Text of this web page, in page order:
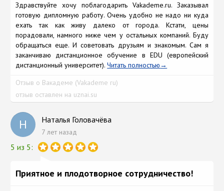
Здравствуйте хочу поблагодарить Vakademe.ru. Заказывал
готовую дипломную работу. Очень удобно не надо ни куда
ехать так как живу далеко от города. Кстати, цены
порадовали, намного ниже чем у остальных компаний. Буду
обращаться еще. И советовать друзьям и знакомым. Сам я
заканчиваю дистанционное обучение в EDU (европейский
дистанционный университет).Читать полностью
Отзыв о Вакадеме (Vakademe ru)
отзыв оставлен на uznai.su
Н Наталья Головачёва
7 лет назад
5 из 5:
Приятное и плодотворное сотрудничество!